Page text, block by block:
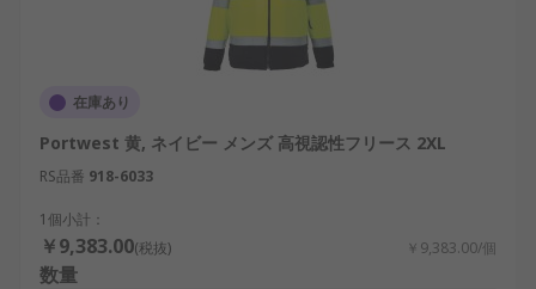
在庫あり
Portwest 黄, ネイビー メンズ 高視認性フリース 2XL
RS品番 918-6033
1個小計：
￥9,383.00(税抜) ￥9,383.00/個
数量